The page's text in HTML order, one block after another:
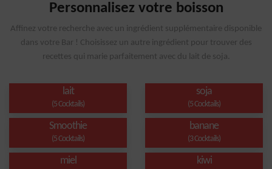
Personnalisez votre boisson
Affinez votre recherche avec un ingrédient supplémentaire disponible
dans votre Bar ! Choisissez un autre ingrédient pour trouver des
recettes qui marie parfaitement avec du lait de soja.
lait
(5 Cocktails)
soja
(5 Cocktails)
Smoothie
(5 Cocktails)
banane
(3 Cocktails)
miel kiwi